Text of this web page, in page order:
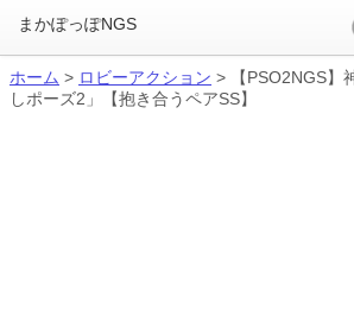
ホーム > ロビーアクション >
【PSO2NGS
しポーズ2」【抱き合うペアSS】